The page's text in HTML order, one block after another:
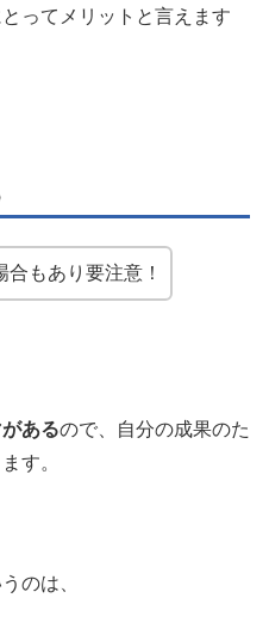
ってメリットと言えます
合もあり要注意！
あるので、自分の成果のた
す。
のは、